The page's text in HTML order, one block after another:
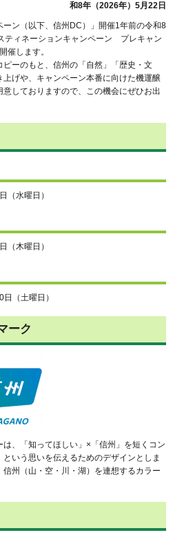
和8年（2026年）5月22日
ーン（以下、信州DC）」開催1年前の令和8
ティネーションキャンペーン プレキャン
催します。
ピーのもと、信州の「自然」「歴史・文
げや、キャンペーン本番に向けた機運醸
しておりますので、この機会にぜひお出
（水曜日）
（木曜日）
（土曜日）
ーク
は、「知ってほしい」×「信州」を短くコン
いう思いを伝えるためのデザインとしま
州（山・空・川・湖）を連想するカラー